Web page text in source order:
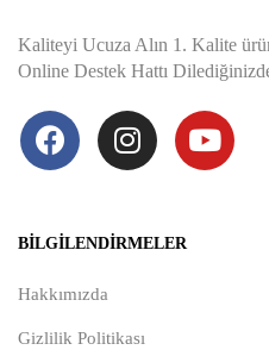
Kaliteyi Ucuza Alın 1. Kalite
Online Destek Hattı
BILGILENDIRMELER
Hakkımızda
Gizlilik Politikası